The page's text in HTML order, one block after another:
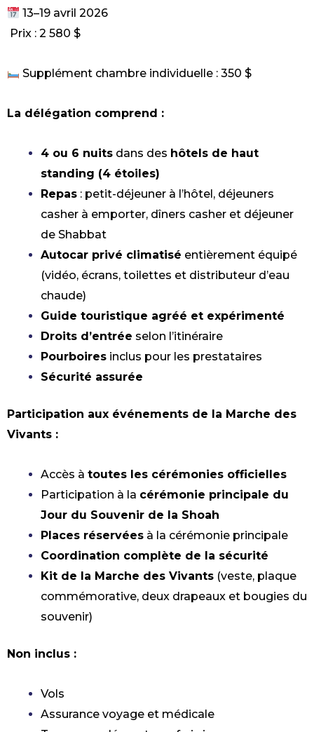
13–19 avril 2026
Prix : 2 580 $
Supplément chambre individuelle : 350 $
La délégation comprend :
4 ou 6 nuits dans des hôtels de haut
standing (4 étoiles)
Repas : petit-déjeuner à l’hôtel, déjeuners
casher à emporter, dîners casher et déjeuner
de Shabbat
Autocar privé climatisé entièrement équipé
(vidéo, écrans, toilettes et distributeur d’eau
chaude)
Guide touristique agréé et expérimenté
Droits d’entrée selon l’itinéraire
Pourboires inclus pour les prestataires
Sécurité assurée
Participation aux événements de la Marche des
Vivants :
Accès à toutes les cérémonies officielles
Participation à la cérémonie principale du
Jour du Souvenir de la Shoah
Places réservées à la cérémonie principale
Coordination complète de la sécurité
Kit de la Marche des Vivants (veste, plaque
commémorative, deux drapeaux et bougies du
souvenir)
Non inclus :
Vols
Assurance voyage et médicale
Attendent